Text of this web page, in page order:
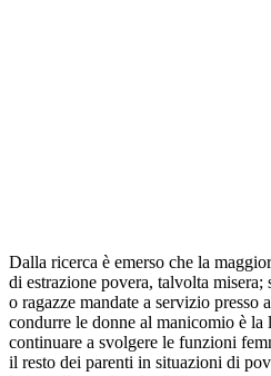
Dalla ricerca è emerso che la
di estrazione povera, talvolta misera;
o ragazze mandate a servizio presso
condurre le donne al manicomio è
continuare a svolgere le funzioni
il resto dei parenti in situazioni di